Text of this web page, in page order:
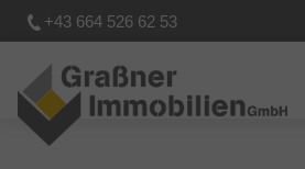
+43 664 526 62 53